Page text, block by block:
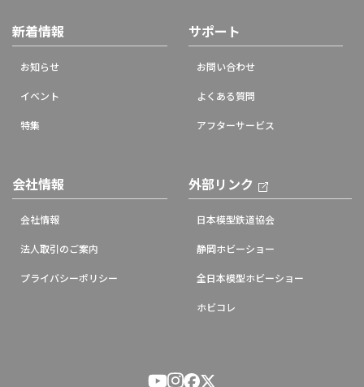
新着情報
お知らせ
イベント
特集
サポート
お問い合わせ
よくある質問
アフターサービス
会社情報
会社情報
法人取引のご案内
プライバシーポリシー
外部リンク
日本模型鉄道協会
静岡ホビーショー
全日本模型ホビーショー
ホビコレ